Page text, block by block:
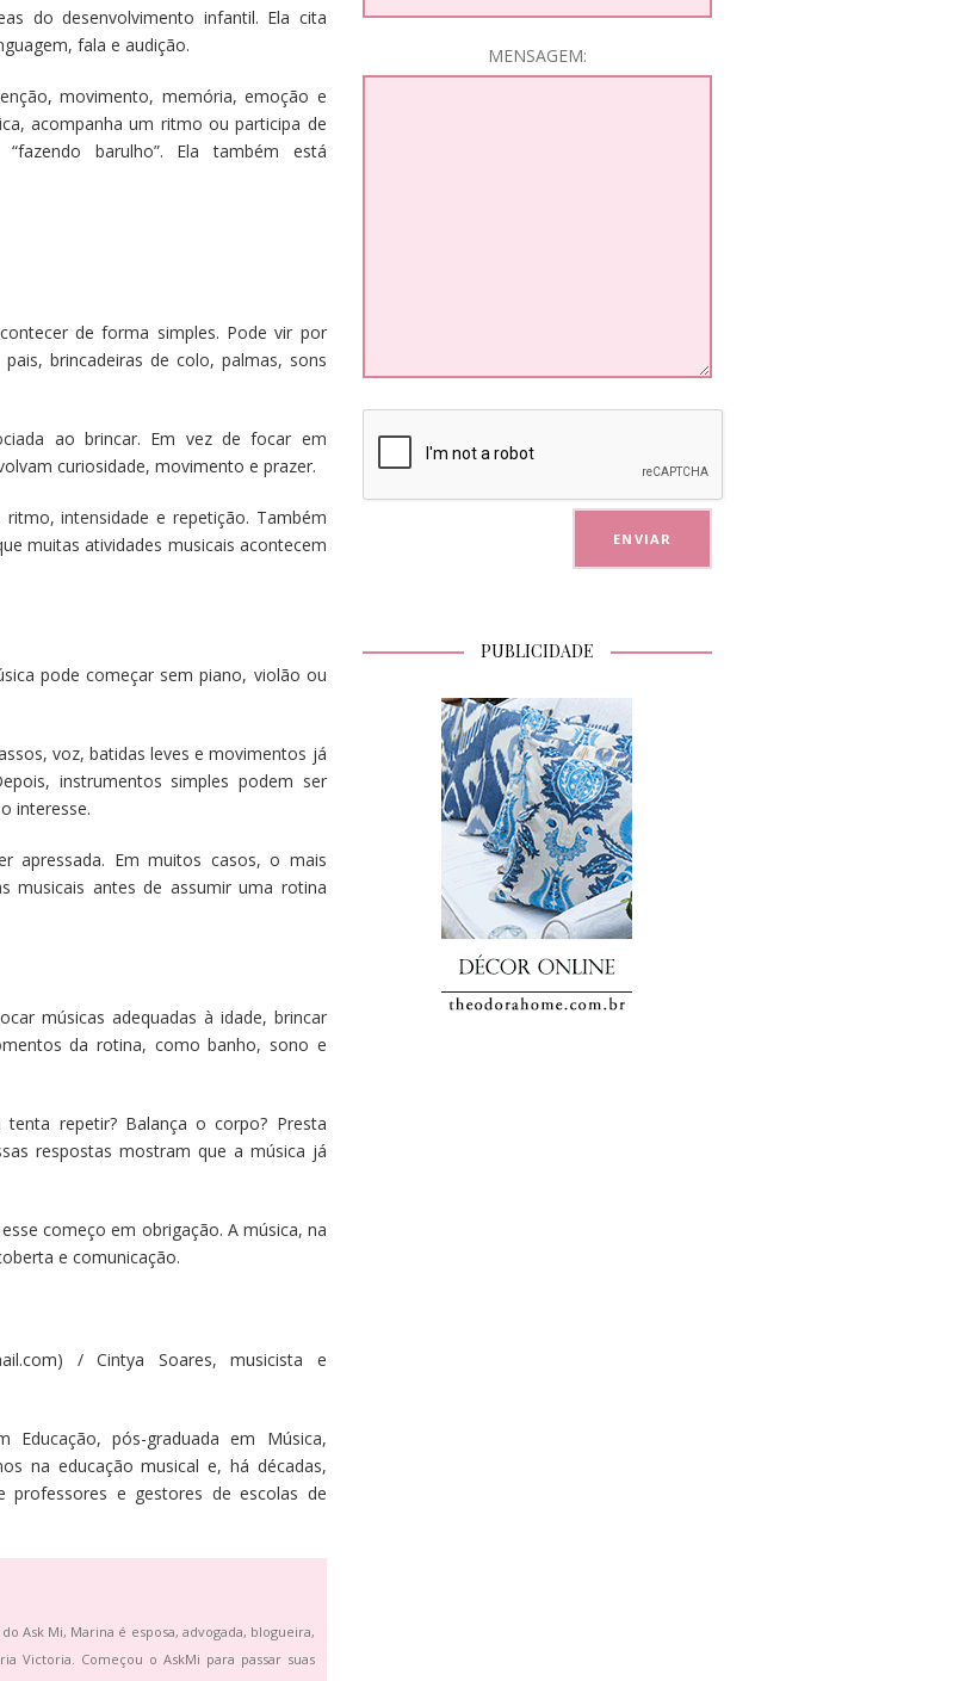
do desenvolvimento infantil. Ela cita
fala e audição.
movimento, memória, emoção e
acompanha um ritmo ou participa de
barulho”. Ela também está
de forma simples. Pode vir por
brincadeiras de colo, palmas, sons
ao brincar. Em vez de focar em
curiosidade, movimento e prazer.
intensidade e repetição. Também
muitas atividades musicais acontecem
pode começar sem piano, violão ou
voz, batidas leves e movimentos já
instrumentos simples podem ser
interesse.
apressada. Em muitos casos, o mais
musicais antes de assumir uma rotina
músicas adequadas à idade, brincar
da rotina, como banho, sono e
repetir? Balança o corpo? Presta
respostas mostram que a música já
começo em obrigação. A música, na
e comunicação.
/ Cintya Soares, musicista e
Educação, pós-graduada em Música,
na educação musical e, há décadas,
professores e gestores de escolas de
Ask Mi, Marina é esposa, advogada, blogueira,
Victoria. Começou o AskMi para passar suas
MENSAGEM:
PUBLICIDADE